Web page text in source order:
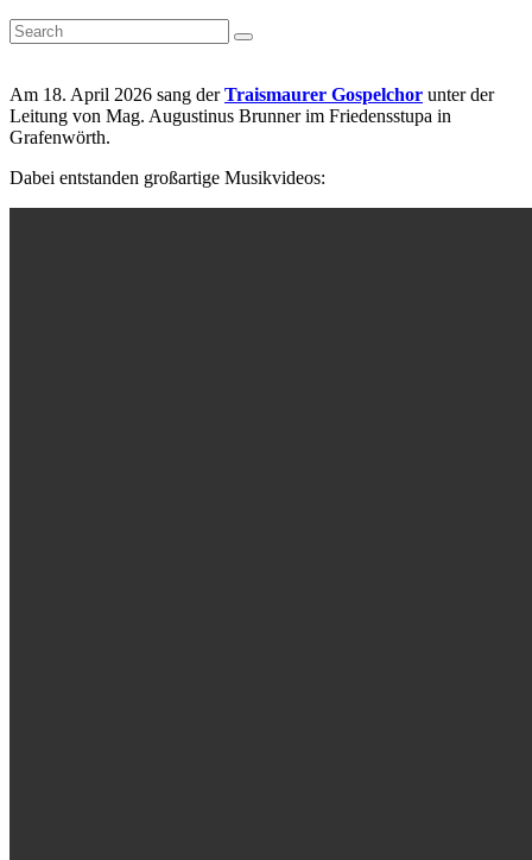
Am 18. April 2026 sang derTraismaurer Gospelchor unter der
Leitung von Mag. Augustinus Brunner im Friedensstupa in
Grafenwörth.
Dabei entstanden großartige Musikvideos: